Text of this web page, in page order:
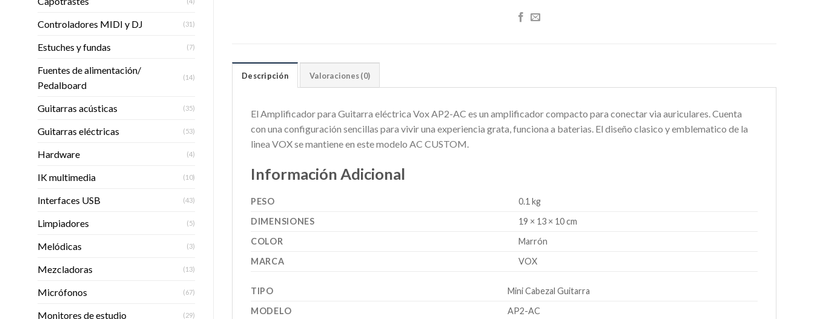
Controladores MIDI y DJ (31)
Estuches y fundas (7)
Fuentes de alimentación/
Pedalboard
(14)
Guitarras acústicas (35)
Guitarras eléctricas (53)
Hardware (4)
IK multimedia (10)
Interfaces USB (43)
Limpiadores (5)
Melódicas (3)
Mezcladoras (13)
Micrófonos (67)
Monitores de estudio (29)
Descripción Valoraciones (0)
El Amplificador para Guitarra eléctrica Vox AP2-AC es un amplificador compacto para conectar via auriculares. Cuenta
con una configuración sencillas para vivir una experiencia grata, funciona a baterias. El diseño clasico y emblematico de la
linea VOX se mantiene en este modelo AC CUSTOM.
Información Adicional
PESO
0.1 kg
DIMENSIONES
19 × 13 × 10 cm
COLOR
Marrón
MARCA
VOX
TIPO
Mini Cabezal Guitarra
MODELO
AP2-AC